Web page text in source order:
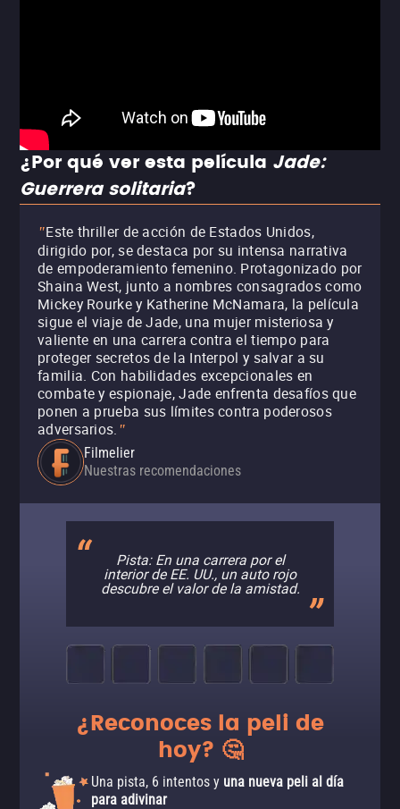
¿Por qué ver esta película Jade:
Guerrera solitaria?
"Este thriller de acción de Estados Unidos,
dirigido por, se destaca por su intensa narrativa
de empoderamiento femenino. Protagonizado por
Shaina West, junto a nombres consagrados como
Mickey Rourke y Katherine McNamara, la película
sigue el viaje de Jade, una mujer misteriosa y
valiente en una carrera contra el tiempo para
proteger secretos de la Interpol y salvar a su
familia. Con habilidades excepcionales en
combate y espionaje, Jade enfrenta desafíos que
ponen a prueba sus límites contra poderosos
adversarios. "
Filmelier
Nuestras recomendaciones
Pista: En una carrera por el
interior de EE. UU., un auto rojo
descubre el valor de la amistad.
¿Reconoces la peli de
hoy? 🤔
Una pista, 6 intentos y una nueva peli al día
para adivinar